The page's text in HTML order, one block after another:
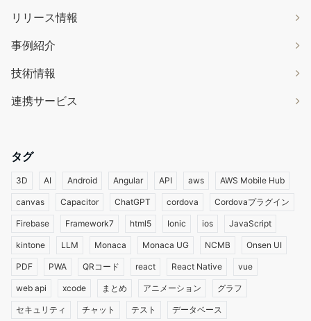
リリース情報
事例紹介
技術情報
連携サービス
タグ
3D AI Android Angular API aws AWS Mobile Hub
canvas Capacitor ChatGPT cordova Cordovaプラグイン
Firebase Framework7 html5 Ionic ios JavaScript
kintone LLM Monaca Monaca UG NCMB Onsen UI
PDF PWA QRコード react React Native vue
web api xcode まとめ アニメーション グラフ
セキュリティ チャット テスト データベース